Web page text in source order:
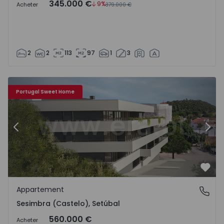
Acheter 345.000 € 9%379.000 €
2 2 113 97 1 3
Portugal Sweet Home
- 6
Appartement T3 com Terrasse Sesimbra, Sesimbra -
Précédent
Sesimbra (Castelo), Setúbal
Appartement
Sesimbra (Castelo), Setúbal
Acheter 560.000 €